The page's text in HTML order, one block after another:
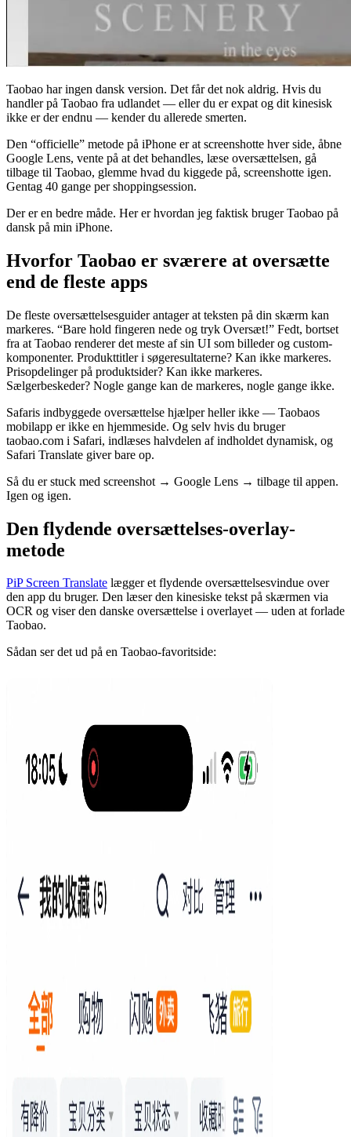
Taobao har ingen dansk version. Det får det nok aldrig. Hvis du
handler på Taobao fra udlandet — eller du er expat og dit kinesisk
ikke er der endnu — kender du allerede smerten.
Den “officielle” metode på iPhone er at screenshotte hver side, åbne
Google Lens, vente på at det behandles, læse oversættelsen, gå
tilbage til Taobao, glemme hvad du kiggede på, screenshotte igen.
Gentag 40 gange per shoppingsession.
Der er en bedre måde. Her er hvordan jeg faktisk bruger Taobao på
dansk på min iPhone.
Hvorfor Taobao er sværere at oversætte
end de fleste apps
De fleste oversættelsesguider antager at teksten på din skærm kan
markeres. “Bare hold fingeren nede og tryk Oversæt!” Fedt, bortset
fra at Taobao renderer det meste af sin UI som billeder og custom-
komponenter. Produkttitler i søgeresultaterne? Kan ikke markeres.
Prisopdelinger på produktsider? Kan ikke markeres.
Sælgerbeskeder? Nogle gange kan de markeres, nogle gange ikke.
Safaris indbyggede oversættelse hjælper heller ikke — Taobaos
mobilapp er ikke en hjemmeside. Og selv hvis du bruger
taobao.com i Safari, indlæses halvdelen af indholdet dynamisk, og
Safari Translate giver bare op.
Så du er stuck med screenshot → Google Lens → tilbage til appen.
Igen og igen.
Den flydende oversættelses-overlay-
metode
PiP Screen Translate lægger et flydende oversættelsesvindue over
den app du bruger. Den læser den kinesiske tekst på skærmen via
OCR og viser den danske oversættelse i overlayet — uden at forlade
Taobao.
Sådan ser det ud på en Taobao-favoritside: